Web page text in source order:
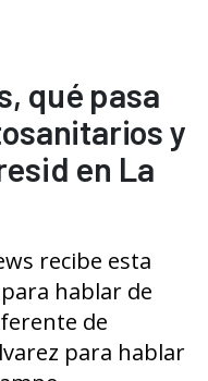
qué pasa
y
en La
recibe esta
hablar de
de
para hablar